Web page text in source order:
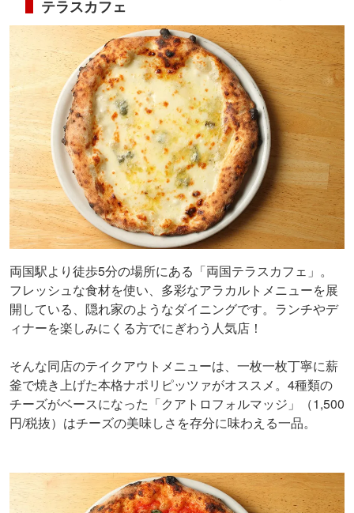
テラスカフェ
両国駅より徒歩5分の場所にある「両国テラスカフェ」。
フレッシュな食材を使い、多彩なアラカルトメニューを展
開している、隠れ家のようなダイニングです。ランチやデ
ィナーを楽しみにくる方でにぎわう人気店！
そんな同店のテイクアウトメニューは、一枚一枚丁寧に薪
釜で焼き上げた本格ナポリピッツァがオススメ。4種類の
チーズがベースになった「クアトロフォルマッジ」（1,500
円/税抜）はチーズの美味しさを存分に味わえる一品。